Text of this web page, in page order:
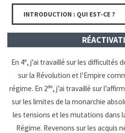
INTRODUCTION : QUI EST-CE ?
En 4ᵉ, j’ai travaillé sur les difficultés
sur la Révolution et l’Empire
régime. En 2ᵈᵉ, j’ai travaillé sur
sur les limites de la monarchie
les tensions et les mutations dans
Régime. Revenons sur les acquis